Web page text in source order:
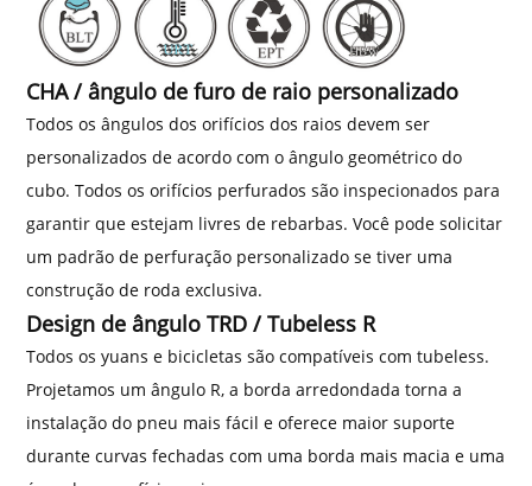
CHA / ângulo de furo de raio personalizado
Todos os ângulos dos orifícios dos raios devem ser
personalizados de acordo com o ângulo geométrico do
cubo. Todos os orifícios perfurados são inspecionados para
garantir que estejam livres de rebarbas. Você pode solicitar
um padrão de perfuração personalizado se tiver uma
construção de roda exclusiva.
Design de ângulo TRD / Tubeless R
Todos os yuans e bicicletas são compatíveis com tubeless.
Projetamos um ângulo R, a borda arredondada torna a
instalação do pneu mais fácil e oferece maior suporte
durante curvas fechadas com uma borda mais macia e uma